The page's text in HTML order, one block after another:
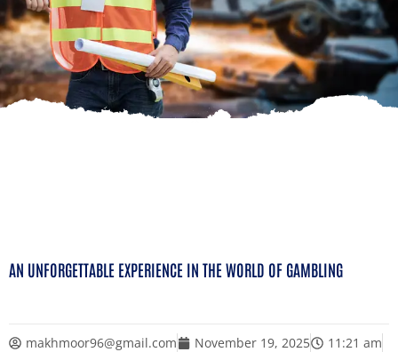
AN UNFORGETTABLE EXPERIENCE IN THE WORLD OF GAMBLING
makhmoor96@gmail.com November 19, 2025
11:21 am